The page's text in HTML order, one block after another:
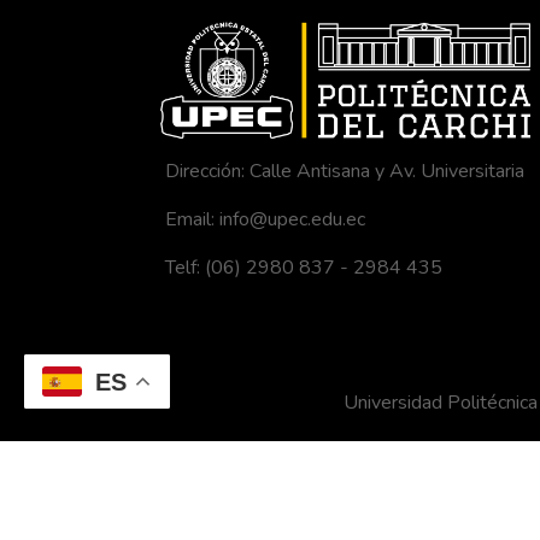
ES
Dirección: Calle Antisana y Av. Universitaria
Email: info@upec.edu.ec
Telf: (06) 2980 837 - 2984 435
Universidad